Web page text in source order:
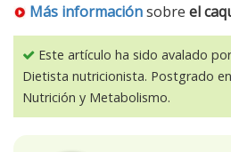
Más informaciónsobre el
Este artículo ha sido avalado
Dietista nutricionista. Postgrado
Nutrición y Metabolismo.